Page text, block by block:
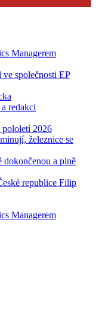
Managerem
ve společnosti EP
redakci
2026
železnice se
dokončenou a plně
republice Filip
Managerem